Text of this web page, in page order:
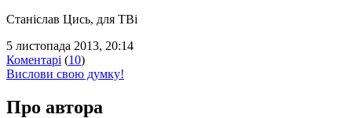
Станіслав Цись, для ТВі
5 листопада 2013, 20:14
Коментарі (10)
Вислови свою думку!
Про автора